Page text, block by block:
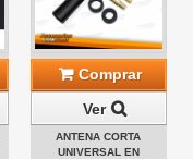
Comprar
Ver
ANTENA CORTA
UNIVERSAL EN